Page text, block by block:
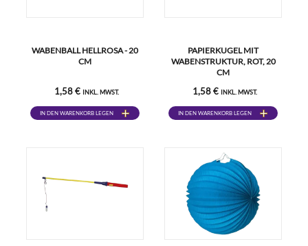
WABENBALL HELLROSA - 20
CM
1,58 € INKL. MWST.
IN DEN WARENKORB LEGEN
PAPIERKUGEL MIT
WABENSTRUKTUR, ROT, 20
CM
1,58 € INKL. MWST.
IN DEN WARENKORB LEGEN